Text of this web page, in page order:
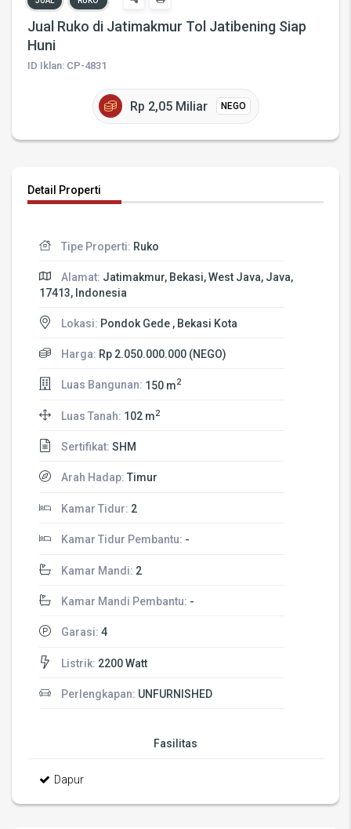
Jual Ruko di Jatimakmur Tol Jatibening Siap
Huni
ID Iklan: CP-4831
Rp 2,05 Miliar NEGO
Detail Properti
Tipe Properti: Ruko
Alamat: Jatimakmur, Bekasi, West Java, Java,
17413, Indonesia
Lokasi: Pondok Gede , Bekasi Kota
Harga: Rp 2.050.000.000 (NEGO)
Luas Bangunan: 150 m2
Luas Tanah: 102 m2
Sertifikat: SHM
Arah Hadap: Timur
Kamar Tidur: 2
Kamar Tidur Pembantu: -
Kamar Mandi: 2
Kamar Mandi Pembantu: -
Garasi: 4
Listrik: 2200 Watt
Perlengkapan: UNFURNISHED
Fasilitas
Dapur